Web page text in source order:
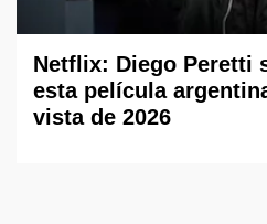
Netflix: Diego Peretti
esta película
vista de 2026